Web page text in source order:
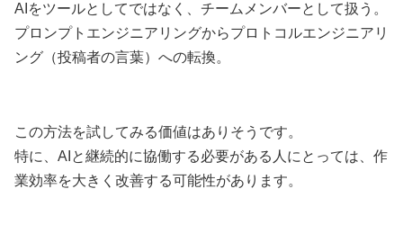
AIをツールとしてではなく、チームメンバーとして扱う。
プロンプトエンジニアリングからプロトコルエンジニアリ
ング（投稿者の言葉）への転換。
この方法を試してみる価値はありそうです。
特に、AIと継続的に協働する必要がある人にとっては、作
業効率を大きく改善する可能性があります。